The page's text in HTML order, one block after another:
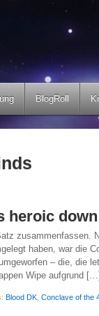
BlogRoll
heroic
zusammenfassen.
haben, war die
– die, die
Wipe aufgrund […]
Blood DK Conclave of the